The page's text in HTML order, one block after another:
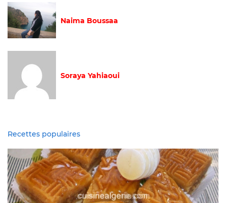
Naima Boussaa
Soraya Yahiaoui
Recettes populaires